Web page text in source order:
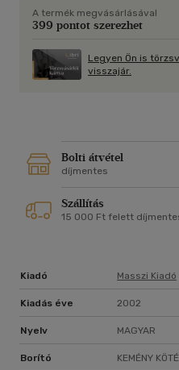
A termék megvásárlásával
399 pontot szerezhet
Legyen Ön is
visszajár.
Bolti átvétel
díjmentes
Szállítás
15 000 Ft felett
Kiadó Masszi Kiadó
Kiadás éve 2002
Nyelv MAGYAR
Borító KEMÉNY